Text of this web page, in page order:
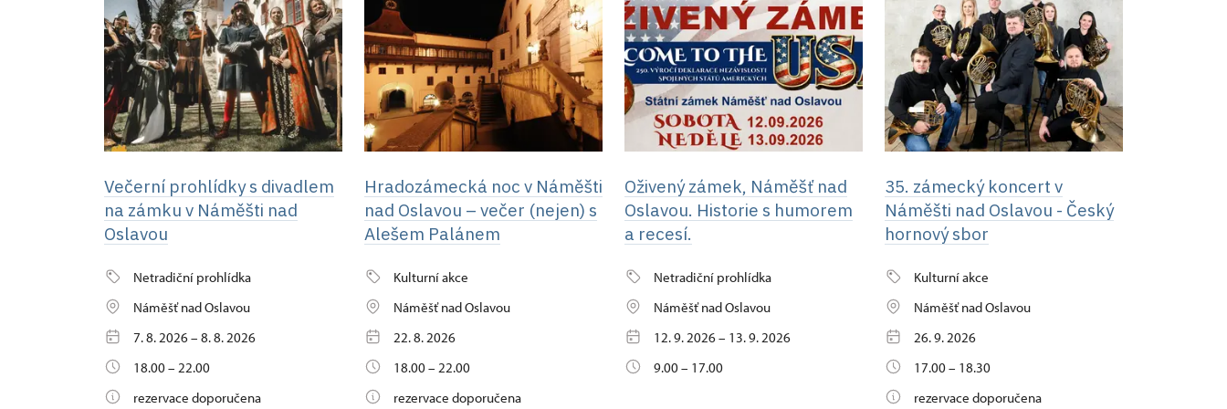
Večerní prohlídky s divadlem
na zámku v Náměšti nad
Oslavou
Netradiční prohlídka
Náměšť nad Oslavou
7. 8. 2026 – 8. 8. 2026
18.00 – 22.00
rezervace doporučena
Hradozámecká noc v Náměšti
nad Oslavou – večer (nejen) s
Alešem Palánem
Kulturní akce
Náměšť nad Oslavou
22. 8. 2026
18.00 – 22.00
rezervace doporučena
Oživený zámek, Náměšť nad
Oslavou. Historie s humorem
a recesí.
Netradiční prohlídka
Náměšť nad Oslavou
12. 9. 2026 – 13. 9. 2026
9.00 – 17.00
35. zámecký koncert v
Náměšti nad Oslavou - Český
hornový sbor
Kulturní akce
Náměšť nad Oslavou
26. 9. 2026
17.00 – 18.30
rezervace doporučena